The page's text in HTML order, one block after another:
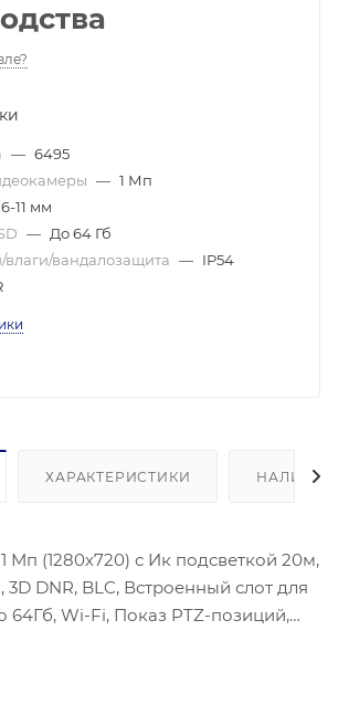
— 6495
— 1 Мп
11 мм
— До 64 Гб
вандалозащита — IP54
ХАРАКТЕРИСТИКИ НАЛИЧИЕ
Мп (1280х720) с Ик подсветкой 20м,
DNR, BLC, Встроенный слот для
64Гб, Wi-Fi, Показ PTZ-позиций,